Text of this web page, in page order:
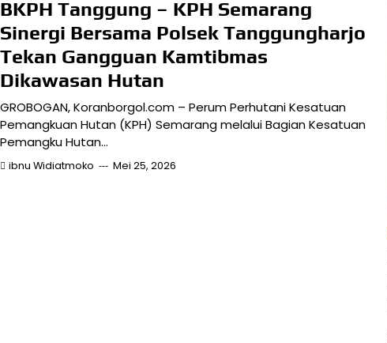
BKPH Tanggung – KPH Semarang
Sinergi Bersama Polsek Tanggungharjo
Tekan Gangguan Kamtibmas
Dikawasan Hutan
GROBOGAN, Koranborgol.com – Perum Perhutani Kesatuan
Pemangkuan Hutan (KPH) Semarang melalui Bagian Kesatuan
Pemangku Hutan…
ibnu Widiatmoko Mei 25, 2026